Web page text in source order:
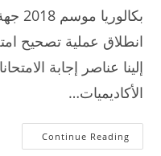
إلينا عناصر إجابة
الأكاديميات…
Continue Readingتصحيح
الامتحان